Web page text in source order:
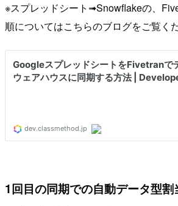
※スプレッドシート➟Snowflakeの、
順についてはこちらのブログをご覧くだ
1回目の同期での自動データ型割